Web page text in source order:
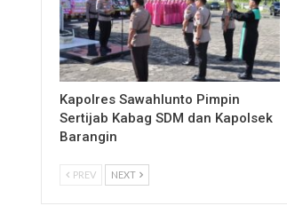
Kapolres Sawahlunto Pimpin
Sertijab Kabag SDM dan Kapolsek
Barangin
PREV NEXT